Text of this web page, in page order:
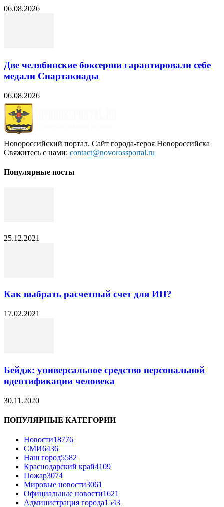
06.08.2026
Две челябинские боксерши гарантировали себе
медали Спартакиады
06.08.2026
Новороссийский портал. Сайт города-героя Новороссийска
Свяжитесь с нами: contact@novorossportal.ru
Популярные посты
25.12.2021
Как выбрать расчетный счет для ИП?
17.02.2021
Бейдж: универсальное средство персональной
идентификации человека
30.11.2020
ПОПУЛЯРНЫЕ КАТЕГОРИИ
Новости18776
СМИ6436
Наш город5582
Краснодарский край4109
Пожар3074
Мировые новости3061
Официальные новости1621
Администрация города1543